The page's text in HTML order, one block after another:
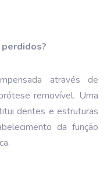
através de
removível. Uma
dentes e estruturas
da função